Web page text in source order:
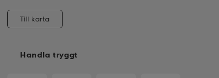
Handla tryggt
Till karta